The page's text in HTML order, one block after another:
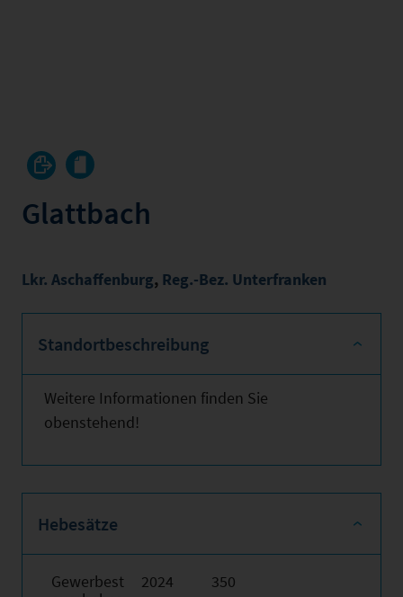
Glattbach
Lkr. Aschaffenburg, Reg.-Bez. Unterfranken
Standortbeschreibung
Weitere Informationen finden Sie
obenstehend!
Hebesätze
Gewerbest
2024 350